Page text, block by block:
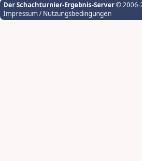
Der Schachturnier-Ergebnis-Server© 2006-
Impressum / Nutzungsbedingungen